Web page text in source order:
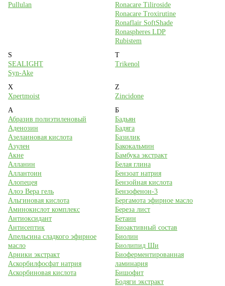
Pullulan
Ronacare Tiliroside
Ronacare Troxirutine
Ronaflair SoftShade
Ronaspheres LDP
Rubistem
S
SEALIGHT
Syn-Ake
T
Trikenol
X
Xpertmoist
Z
Zincidone
А
Абразив полиэтиленовый
Аденозин
Азелаиновая кислота
Азулен
Акне
Алланин
Аллантоин
Алопецея
Алоэ Вера гель
Альгиновая кислота
Аминокислот комплекс
Антиоксидант
Антисептик
Апельсина сладкого эфирное
масло
Арники экстракт
Аскорбилфосфат натрия
Аскорбиновая кислота
Б
Бадьян
Бадяга
Базилик
Бакокальмин
Бамбука экстракт
Белая глина
Бензоат натрия
Бензойная кислота
Бензофенон-3
Бергамота эфирное масло
Береза лист
Бетаин
Биоактивный состав
Биолин
Биолипид Ши
Биоферментированная
ламинария
Бишофит
Бодяги экстракт